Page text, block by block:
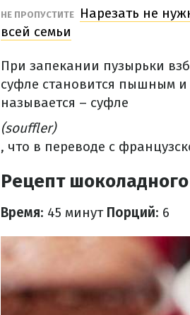
НЕ ПРОПУСТИТЕ
Нарезать не
всей семьи
При запекании пузырьки
суфле становится пышным и
называется – суфле
(souffler)
, что в переводе с
Рецепт
Время: 45 минут Порций: 6